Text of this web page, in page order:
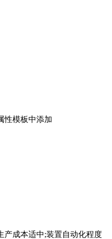
性模板中添加
产成本适中;装置自动化程度